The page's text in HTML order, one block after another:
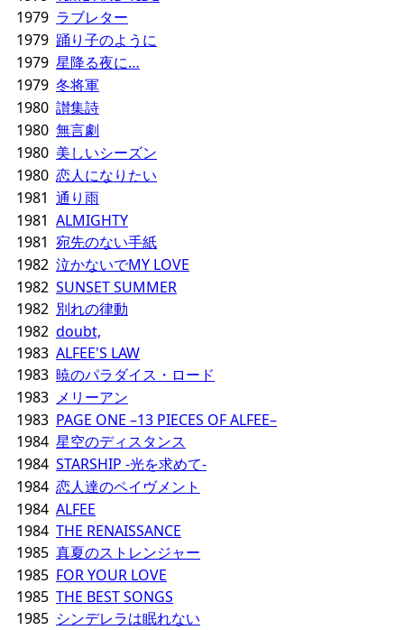
1979 ラブレター
1979 踊り子のように
1979 星降る夜に…
1979 冬将軍
1980 讃集詩
1980 無言劇
1980 美しいシーズン
1980 恋人になりたい
1981 通り雨
1981 ALMIGHTY
1981 宛先のない手紙
1982 泣かないでMY LOVE
1982 SUNSET SUMMER
1982 別れの律動
1982 doubt,
1983 ALFEE'S LAW
1983 暁のパラダイス・ロード
1983 メリーアン
1983 PAGE ONE –13 PIECES OF ALFEE–
1984 星空のディスタンス
1984 STARSHIP -光を求めて-
1984 恋人達のペイヴメント
1984 ALFEE
1984 THE RENAISSANCE
1985 真夏のストレンジャー
1985 FOR YOUR LOVE
1985 THE BEST SONGS
1985 シンデレラは眠れない